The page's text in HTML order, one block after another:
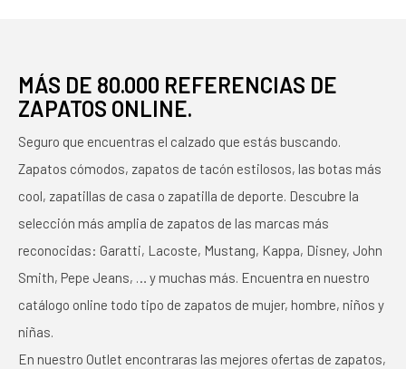
MÁS DE 80.000 REFERENCIAS DE
ZAPATOS ONLINE.
Seguro que encuentras el calzado que estás buscando.
Zapatos cómodos, zapatos de tacón estilosos, las botas más
cool, zapatillas de casa o zapatilla de deporte. Descubre la
selección más amplia de zapatos de las marcas más
reconocidas: Garatti, Lacoste, Mustang, Kappa, Disney, John
Smith, Pepe Jeans, … y muchas más. Encuentra en nuestro
catálogo online todo tipo de zapatos de mujer, hombre, niños y
niñas.
En nuestro Outlet encontraras las mejores ofertas de zapatos,